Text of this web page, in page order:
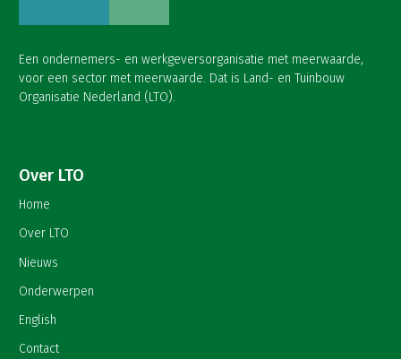
Een ondernemers- en werkgeversorganisatie met meerwaarde,
voor een sector met meerwaarde. Dat is Land- en Tuinbouw
Organisatie Nederland (LTO).
Over LTO
Home
Over LTO
Nieuws
Onderwerpen
English
Contact